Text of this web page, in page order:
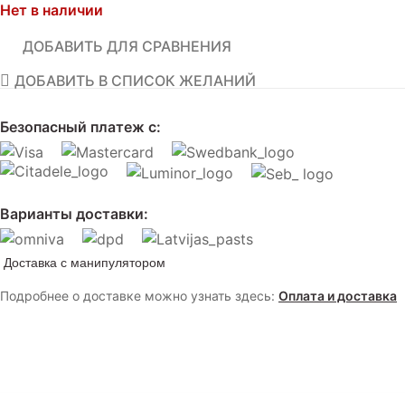
Нет в наличии
Безопасный платеж с:
Варианты доставки:
Доставка с манипулятором
Подробнее о доставке можно узнать здесь: Оплата и доставка
ДОБАВИТЬ ДЛЯ СРАВНЕНИЯ
ДОБАВИТЬ В СПИСОК ЖЕЛАНИЙ